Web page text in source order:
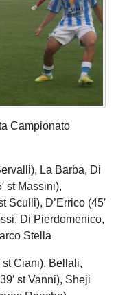
Campionato
La Barba, Di
st Massini),
Sculli), D’Errico (45′
Di Pierdomenico,
Stella
st Ciani), Bellali,
st Vanni), Sheji